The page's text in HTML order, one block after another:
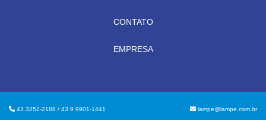
CONTATO
EMPRESA
43 3252-2188 / 43 9 9901-1441 lampe@lampe.com.br